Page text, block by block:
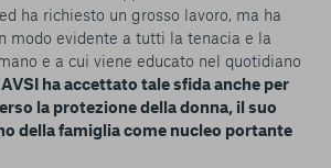
ha richiesto un grosso lavoro, ma ha
modo evidente a tutti la tenacia e la
e a cui viene educato nel quotidiano
AVSI ha accettato tale sfida anche per
la protezione della donna, il suo
della famiglia come nucleo portante